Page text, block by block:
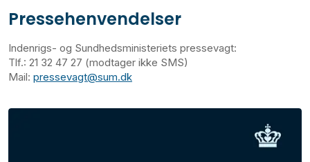
Pressehenvendelser
Indenrigs- og Sundhedsministeriets pressevagt:
Tlf.: 21 32 47 27 (modtager ikke SMS)
Mail: pressevagt@sum.dk